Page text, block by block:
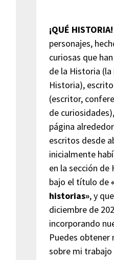
¡QUÉ HISTORIA!
personajes,
curiosas que
de la Historia
Historia),
(escritor,
de
página
escritos desde
inicialmente
en la sección
bajo el título de
historias», y
diciembre de
incorporando
Puedes
sobre mi